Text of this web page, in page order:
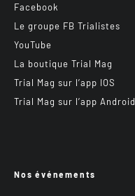
Facebook
Le groupe FB Trialistes
YouTube
La boutique Trial Mag
Trial Mag sur l’app IOS
Trial Mag sur l’app Android
Nos événements